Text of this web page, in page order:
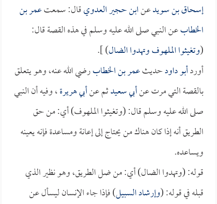
إسحاق بن سويدعنابن حجير العدويقال: سمعتعمر بن
الخطابعن النبي صلى الله عليه وسلم في هذه القصة قال:
(وتغيثوا الملهوف وتهدوا الضال) ].
أوردأبو داودحديثعمر بن الخطابرضي الله عنه، وهو يتعلق
بالقصة التي مرت عنأبي سعيدثم عنأبي هريرة، وفيه أن النبي
صلى الله عليه وسلم قال: (وتغيثوا الملهوف) أي: من حق
الطريق أنه إذا كان هناك من يحتاج إلى إعانة ومساعدة فإنه يعينه
ويساعده.
قوله: (وتهدوا الضال) أي: من ضل الطريق، وهو نظير الذي
قبله في قوله: (وإرشاد السبيل) فإذا جاء الإنسان ليسأل عن